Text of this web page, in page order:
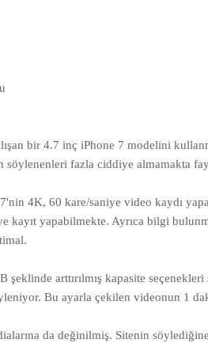
bir 4.7 inç iPhone 7 modelini
söylenenleri fazla ciddiye almamakta
4K, 60 kare/saniye video kaydı
kayıt yapabilmekte. Ayrıca bilgi
arttırılmış kapasite
Bu ayarla çekilen videonun 1
da değinilmiş. Sitenin